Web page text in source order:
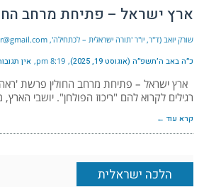
ארץ ישראל – פתיחת מרחב
שורק יואב (ד"ר, יו"ר 'תורה ישראלית – לכתחילה', yoav.mr@gmail.com)
כ״ה באב ה׳תשפ״ה (אוגוסט 19, 2025) 8:19 pm אין
ארץ ישראל – פתיחת מרחב החולין פרשת
רגילים לקרוא להם "ריכוז הפולחן". יושבי
קרא עוד ←
הלכה ישראלית